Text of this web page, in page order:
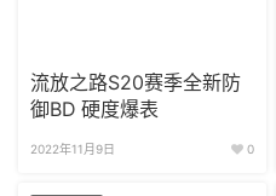
流放之路S20赛季全新防
御BD 硬度爆表
2022年11月9日 0